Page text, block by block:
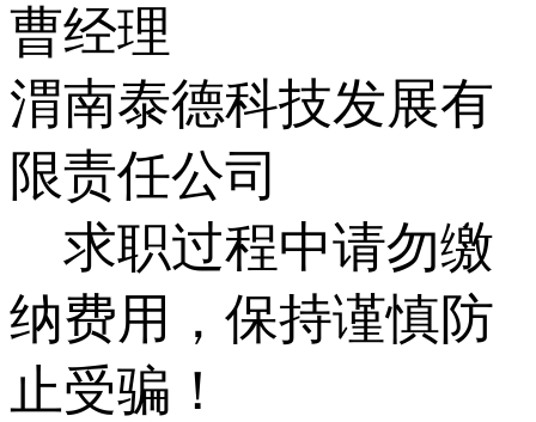
曹经理
渭南泰德科技发展有
限责任公司
求职过程中请勿缴
纳费用，保持谨慎防
止受骗！